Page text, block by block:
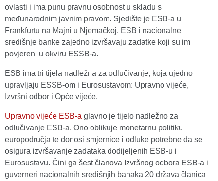
ovlasti i ima punu pravnu osobnost u skladu s
međunarodnim javnim pravom. Sjedište je ESB-a u
Frankfurtu na Majni u Njemačkoj. ESB i nacionalne
središnje banke zajedno izvršavaju zadatke koji su im
povjereni u okviru ESSB-a.
ESB ima tri tijela nadležna za odlučivanje, koja ujedno
upravljaju ESSB-om i Eurosustavom: Upravno vijeće,
Izvršni odbor i Opće vijeće.
Upravno vijeće ESB-a glavno je tijelo nadležno za
odlučivanje ESB-a. Ono oblikuje monetarnu politiku
europodručja te donosi smjernice i odluke potrebne da se
osigura izvršavanje zadataka dodijeljenih ESB-u i
Eurosustavu. Čini ga šest članova Izvršnog odbora ESB-a i
guverneri nacionalnih središnjih banaka 20 država članica